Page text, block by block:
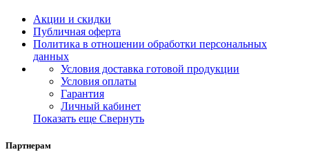
Акции и скидки
Публичная оферта
Политика в отношении обработки персональных
данных
Условия доставка готовой продукции
Условия оплаты
Гарантия
Личный кабинет
Показать еще Свернуть
Партнерам